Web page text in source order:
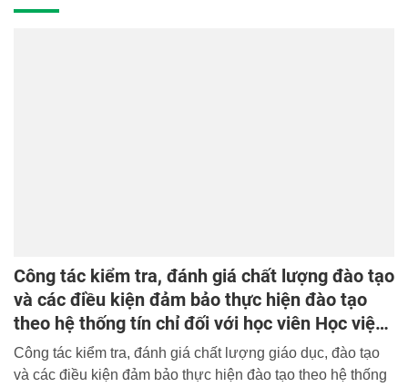
Công tác kiểm tra, đánh giá chất lượng đào tạo
và các điều kiện đảm bảo thực hiện đào tạo
theo hệ thống tín chỉ đối với học viên Học viện
CSND hiện nay
Công tác kiểm tra, đánh giá chất lượng giáo dục, đào tạo
và các điều kiện đảm bảo thực hiện đào tạo theo hệ thống